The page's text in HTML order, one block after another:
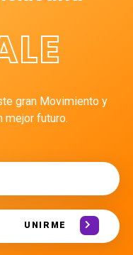
gran Movimiento y
mejor futuro.
UNIRME